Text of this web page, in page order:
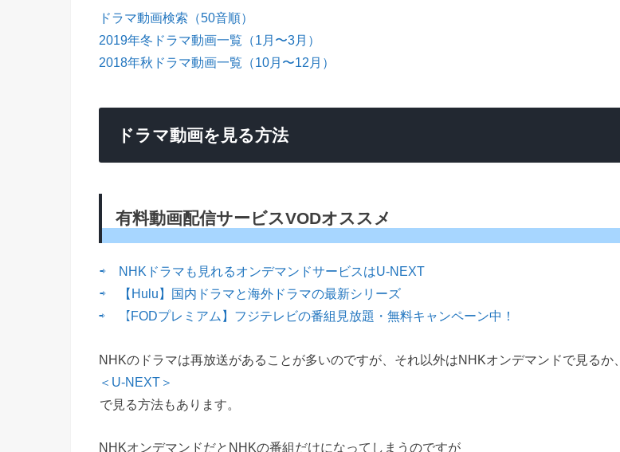
ドラマ動画検索（50音順）
2019年冬ドラマ動画一覧（1月〜3月）
2018年秋ドラマ動画一覧（10月〜12月）
ドラマ動画を見る方法
有料動画配信サービスVODオススメ
⇨ NHKドラマも見れるオンデマンドサービスはU-NEXT
⇨ 【Hulu】国内ドラマと海外ドラマの最新シリーズ
⇨ 【FODプレミアム】フジテレビの番組見放題・無料キャンペーン中！
NHKのドラマは再放送があることが多いのですが、それ以外はNHKオンデマンドで見るか、
＜U-NEXT＞
で見る方法もあります。
NHKオンデマンドだとNHKの番組だけになってしまうのですが